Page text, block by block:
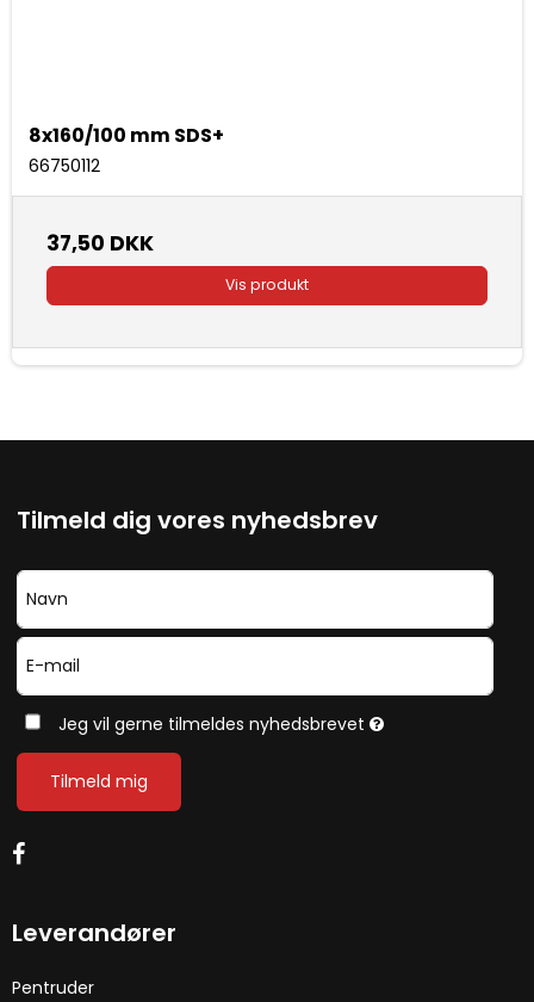
8x160/100 mm SDS+
66750112
37,50 DKK
Vis produkt
Tilmeld dig vores nyhedsbrev
Jeg vil gerne tilmeldes nyhedsbrevet
Tilmeld mig
Leverandører
Pentruder